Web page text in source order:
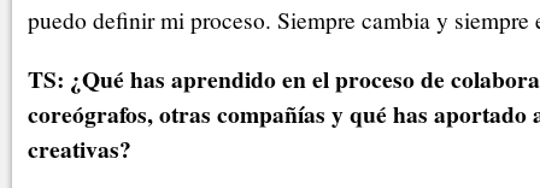
puedo definir mi proceso. Siempre cambia y siempre
TS: ¿Qué has aprendido en el proceso de
coreógrafos, otras compañías y qué has aportado
creativas?